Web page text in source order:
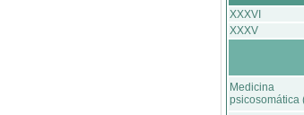
XXXVI
XXXV
Medicina
psicosomática